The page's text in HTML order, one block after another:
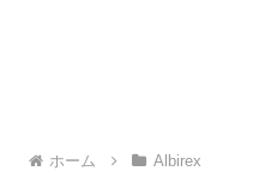
ホーム Albirex